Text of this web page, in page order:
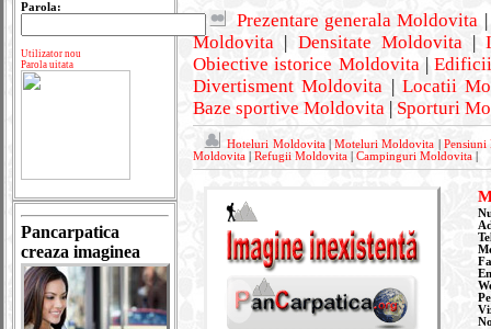
Parola:
Utilizator nou
Parola uitata
Pancarpatica
creaza imaginea
Prezentare generala Moldovita
Moldovita | Densitate Moldovita |
Obiective istorice Moldovita |
Divertisment Moldovita |Locatii
Baze sportive Moldovita | Sporturi
Hoteluri Moldovita|Moteluri Moldovita
Moldovita
Refugii Moldovita Campinguri Moldovita